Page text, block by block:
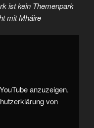
ist kein Themenpark
mit Mháire
anzuzeigen.
von